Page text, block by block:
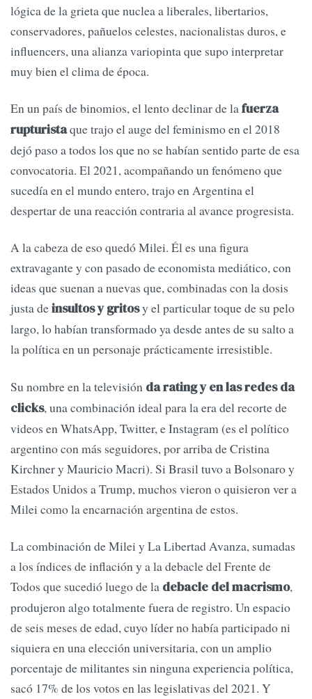
lógica de la grieta que nuclea a liberales, libertarios,
conservadores, pañuelos celestes, nacionalistas duros, e
influencers, una alianza variopinta que supo interpretar
muy bien el clima de época.
En un país de binomios, el lento declinar de lafuerza
rupturistaque trajo el auge del feminismo en el 2018
dejó paso a todos los que no se habían sentido parte de esa
convocatoria. El 2021, acompañando un fenómeno que
sucedía en el mundo entero, trajo en Argentina el
despertar de una reacción contraria al avance progresista.
A la cabeza de eso quedó Milei. Él es una figura
extravagante y con pasado de economista mediático, con
ideas que suenan a nuevas que, combinadas con la dosis
justa deinsultos y gritosy el particular toque de su pelo
largo, lo habían transformado ya desde antes de su salto a
la política en un personaje prácticamente irresistible.
Su nombre en la televisión da rating y en las redes da
clicks, una combinación ideal para la era del recorte de
videos en WhatsApp, Twitter, e Instagram (es el político
argentino con más seguidores, por arriba de Cristina
Kirchner y Mauricio Macri). Si Brasil tuvo a Bolsonaro y
Estados Unidos a Trump, muchos vieron o quisieron ver a
Milei como la encarnación argentina de estos.
La combinación de Milei y La Libertad Avanza, sumadas
a los índices de inflación y a la debacle del Frente de
Todos que sucedió luego de la debacle del macrismo,
produjeron algo totalmente fuera de registro. Un espacio
de seis meses de edad, cuyo líder no había participado ni
siquiera en una elección universitaria, con un amplio
porcentaje de militantes sin ninguna experiencia política,
sacó 17% de los votos en las legislativas del 2021. Y